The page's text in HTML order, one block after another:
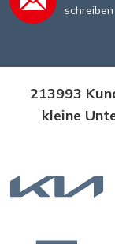
213993
kleine